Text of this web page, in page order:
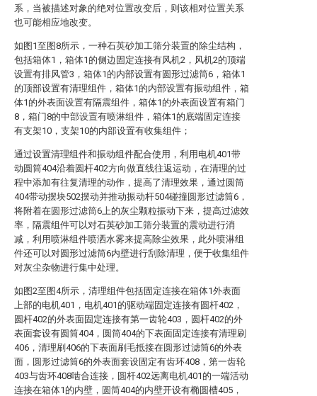
系，当被描述对象的绝对位置改变后，则该相对位置关系
也可能相应地改变。
如图1至图8所示，一种石英砂加工筛分装置的除尘结构，
包括箱体1，箱体1的侧边固定连接有风机2，风机2的顶端
设置有排风管3，箱体1的内部设置有圆形过滤筒6，箱体1
的顶部设置有清理组件，箱体1的内部设置有振动组件，箱
体1的外表面设置有隔震组件，箱体1的外表面设置有箱门
8，箱门8的中部设置有喷淋组件，箱体1的底端固定连接
有支架10，支架10的内部设置有收集组件；
通过设置清理组件和振动组件配合使用，利用电机401带
动圆筒404沿着圆杆402方向做直线往返运动，在清理的过
程中添加有往复清理的动作，提高了清理效果，通过圆筒
404带动摆块502摆动并推动振动杆504碰撞圆形过滤筒6，
将附着在圆形过滤筒6上的灰尘颗粒振动下来，提高过滤效
率，隔震组件可以对石英砂加工筛分装置的震动进行消
减，利用喷淋组件喷洒水雾来提高除尘效果，此外喷淋组
件还可以对圆形过滤筒6内壁进行刮除清理，便于收集组件
对灰尘杂物进行集中处理。
如图2至图4所示，清理组件包括固定连接在箱体1外表面
上部的电机401，电机401的驱动端固定连接有圆杆402，
圆杆402的外表面固定连接有第一齿轮403，圆杆402的外
表面套设有圆筒404，圆筒404的下表面固定连接有清理刷
406，清理刷406的下表面刷毛抵接在圆形过滤筒6的外表
面，圆形过滤筒6的外表面套设固定有齿环408，第一齿轮
403与齿环408啮合连接，圆杆402远离电机401的一端活动
连接在箱体1的内壁，圆筒404的内壁开设有椭圆槽405，